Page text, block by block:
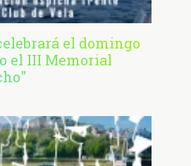
el domingo
el III Memorial